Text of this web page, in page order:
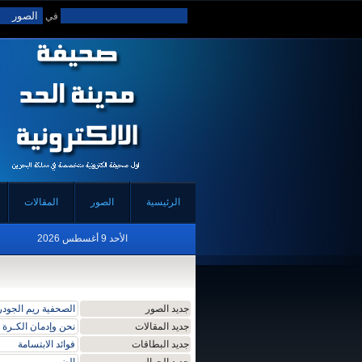
في
الرئيسية الصور المقالات
الأحد 9 أغسطس 2026
جديد الصور
الصحفية ريم
جديد المقالات
نحن وإدمان الكـرة
جديد البطاقات
فوائد الابتسامة